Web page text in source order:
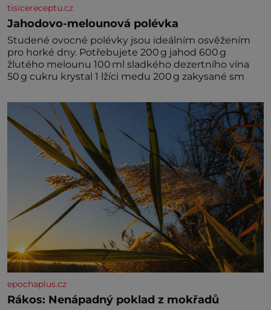
tisicereceptu.cz
Jahodovo-melounová polévka
Studené ovocné polévky jsou ideálním osvěžením
pro horké dny. Potřebujete 200 g jahod 600 g
žlutého melounu 100 ml sladkého dezertního vína
50 g cukru krystal 1 lžíci medu 200 g zakysané sm
epochaplus.cz
Rákos: Nenápadný poklad z mokřadů